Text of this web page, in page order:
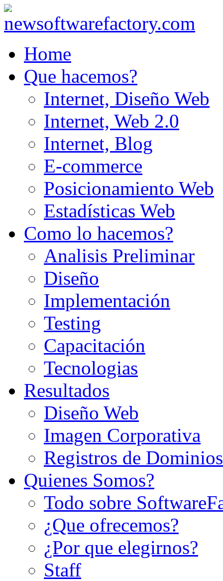
Home
Que hacemos?
Internet, Diseño Web
Internet, Web 2.0
Internet, Blog
E-commerce
Posicionamiento Web
Estadísticas Web
Como lo hacemos?
Analisis Preliminar
Diseño
Implementación
Testing
Capacitación
Tecnologias
Resultados
Diseño Web
Imagen Corporativa
Registros de Dominios
Quienes Somos?
Todo sobre
¿Que ofrecemos?
¿Por que elegirnos?
Staff